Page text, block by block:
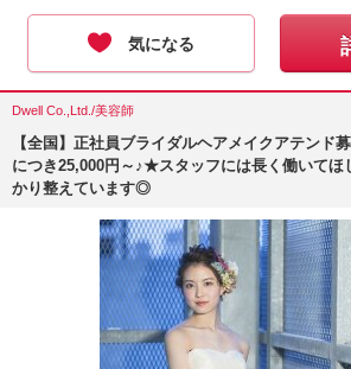
気になる
Dwell Co.,Ltd./美容師
【全国】正社員ブライダルヘアメイクアテンド
につき25,000円～♪★スタッフには長く働いてほ
かり整えています◎